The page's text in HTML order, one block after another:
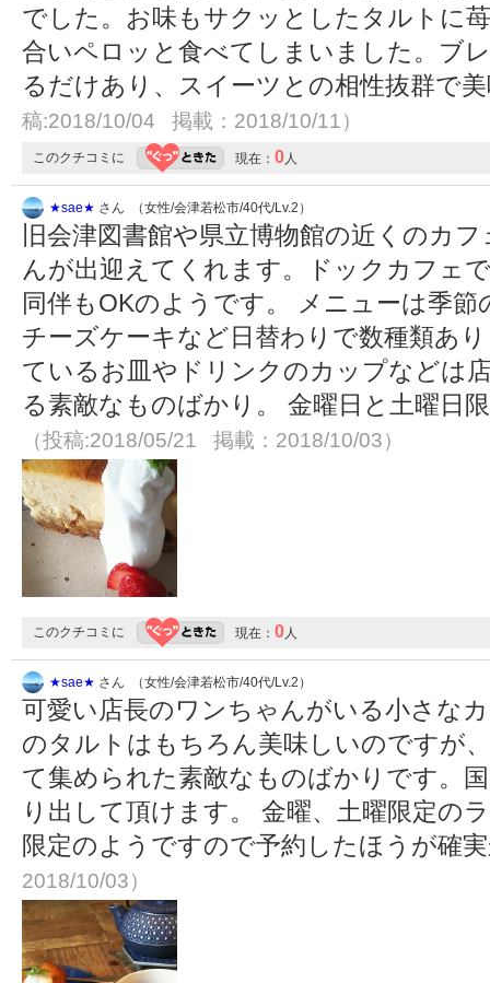
でした。お味もサクッとしたタルトに
合いペロッと食べてしまいました。ブ
るだけあり、スイーツとの相性抜群で
稿:2018/10/04 掲載：2018/10/11）
このクチコミに 現在： 0人
★sae★ さん （女性/会津若松市/40代/Lv.2）
旧会津図書館や県立博物館の近くのカ
んが出迎えてくれます。ドックカフェ
同伴もOKのようです。 メニューは季
チーズケーキなど日替わりで数種類あ
ているお皿やドリンクのカップなどは
る素敵なものばかり。 金曜日と土曜日
（投稿:2018/05/21 掲載：2018/10/03）
このクチコミに 現在： 0人
★sae★ さん （女性/会津若松市/40代/Lv.2）
可愛い店長のワンちゃんがいる小さな
のタルトはもちろん美味しいのですが
て集められた素敵なものばかりです。
り出して頂けます。 金曜、土曜限定の
限定のようですので予約したほうが確
2018/10/03）